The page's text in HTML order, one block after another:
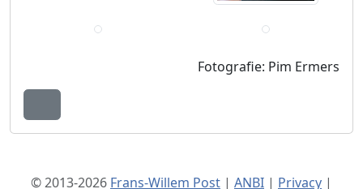
Fotografie: Pim Ermers
© 2013-2026 Frans-Willem Post | ANBI | Privacy |